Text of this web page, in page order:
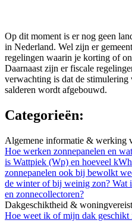
Op dit moment is er nog geen
in Nederland. Wel zijn er
regelingen waarin je korting of
Daarnaast zijn er fiscale
verwachting is dat de stimulering
salderen wordt afgebouwd.
Categorieën:
Algemene informatie & werking
Hoe werken zonnepanelen en
is Wattpiek (Wp) en hoeveel
zonnepanelen ook bij bewolkt
de winter of bij weinig zon? Wat
en zonnecollectoren?
Dakgeschiktheid &
Hoe weet ik of mijn dak geschikt